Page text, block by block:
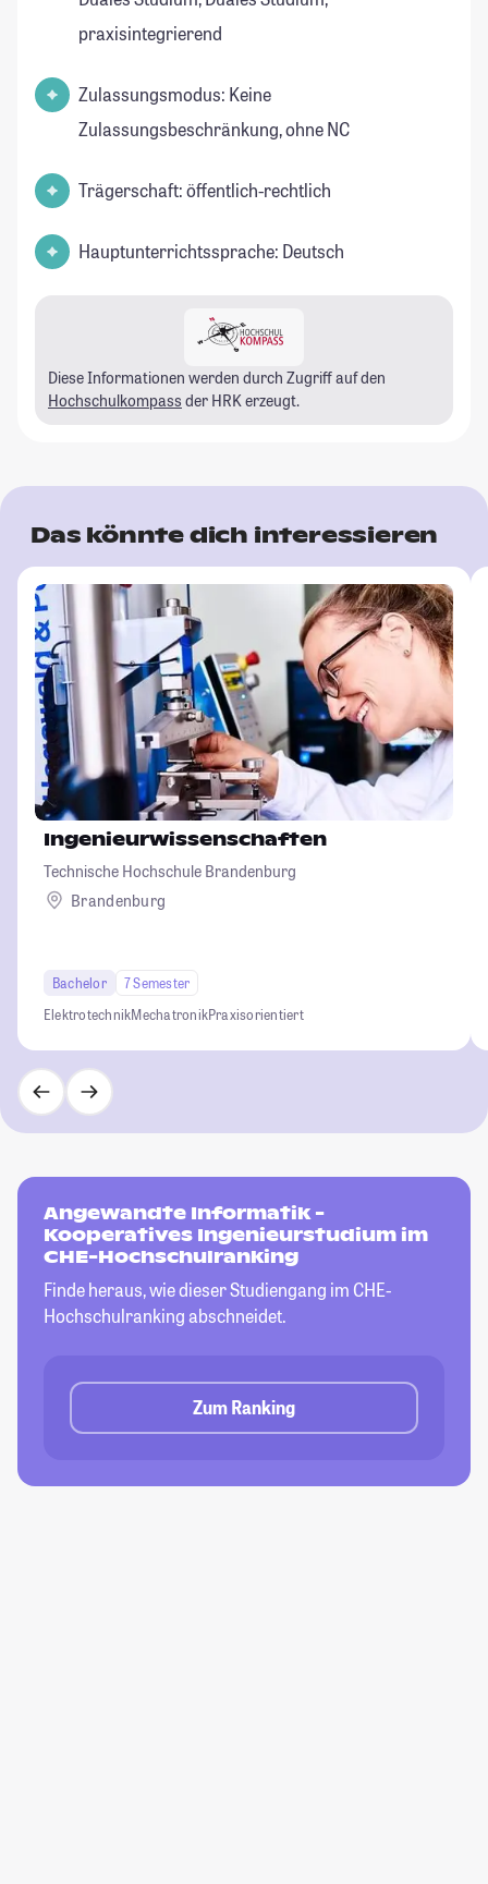
praxisintegrierend
Zulassungsmodus: Keine
Zulassungsbeschränkung, ohne NC
Trägerschaft: öffentlich-rechtlich
Hauptunterrichtssprache: Deutsch
Diese Informationen werden durch Zugriff auf den
Hochschulkompass der HRK erzeugt.
Das könnte dich interessieren
Ingenieurwissenschaften
Technische Hochschule Brandenburg
Brandenburg
Bachelor
7 Semester
ElektrotechnikMechatronikPraxisorientiert
Angewandte Informatik -
Kooperatives Ingenieurstudium im
CHE-Hochschulranking
Finde heraus, wie dieser Studiengang im CHE-
Hochschulranking abschneidet.
Zum Ranking